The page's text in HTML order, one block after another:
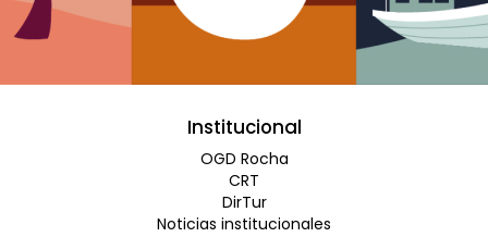
Institucional
OGD Rocha
CRT
DirTur
Noticias institucionales